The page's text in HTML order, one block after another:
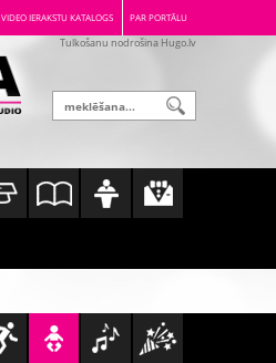
VIDEO IERAKSTU KATALOGS PAR PORTĀLU
Tulkošanu nodrošina Hugo.lv